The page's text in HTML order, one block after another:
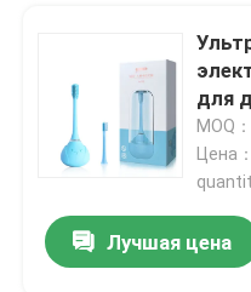
для
MOQ
Цена
Лучшая цена